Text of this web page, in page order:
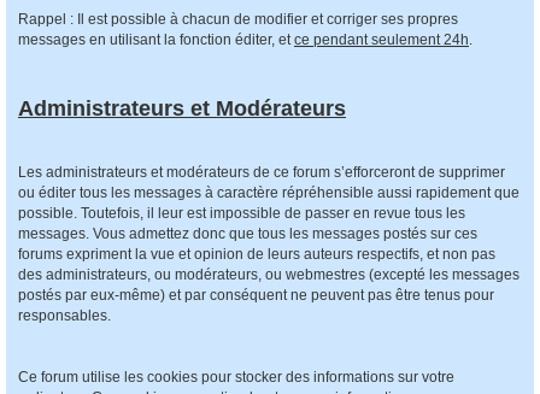
Rappel : Il est possible à chacun de modifier et corriger ses propres
messages en utilisant la fonction éditer, etce pendant seulement 24h.
Administrateurs et Modérateurs
Les administrateurs et modérateurs de ce forum s’efforceront de supprimer
ou éditer tous les messages à caractère répréhensible aussi rapidement que
possible. Toutefois, il leur est impossible de passer en revue tous les
messages. Vous admettez donc que tous les messages postés sur ces
forums expriment la vue et opinion de leurs auteurs respectifs, et non pas
des administrateurs, ou modérateurs, ou webmestres (excepté les messages
postés par eux-même) et par conséquent ne peuvent pas être tenus pour
responsables.
Ce forum utilise les cookies pour stocker des informations sur votre